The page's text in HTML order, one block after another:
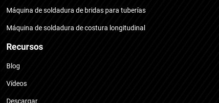
Máquina de soldadura de bridas para tuberías
Máquina de soldadura de costura longitudinal
Recursos
Blog
Vídeos
Descargar